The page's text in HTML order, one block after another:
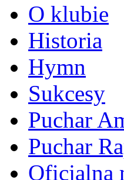
O klubie
Historia
Hymn
Sukcesy
Puchar
Puchar
Oficjalna